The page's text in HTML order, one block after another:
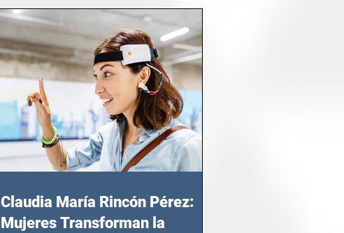
Claudia María Rincón Pérez:
Mujeres Transforman la